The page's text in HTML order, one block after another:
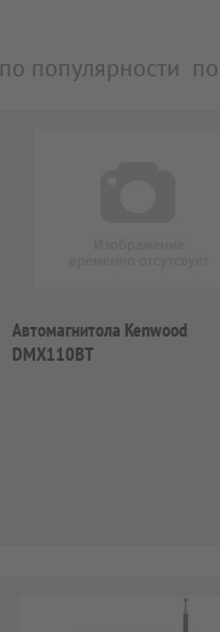
по популярности
Автомагнитола Kenwood
DMX110BT